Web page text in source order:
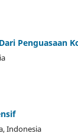
Penguasaan
Indonesia